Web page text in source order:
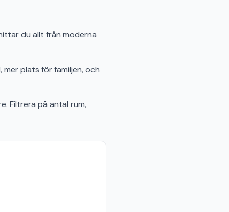
du allt från moderna
plats för familjen, och
Filtrera på antal rum,